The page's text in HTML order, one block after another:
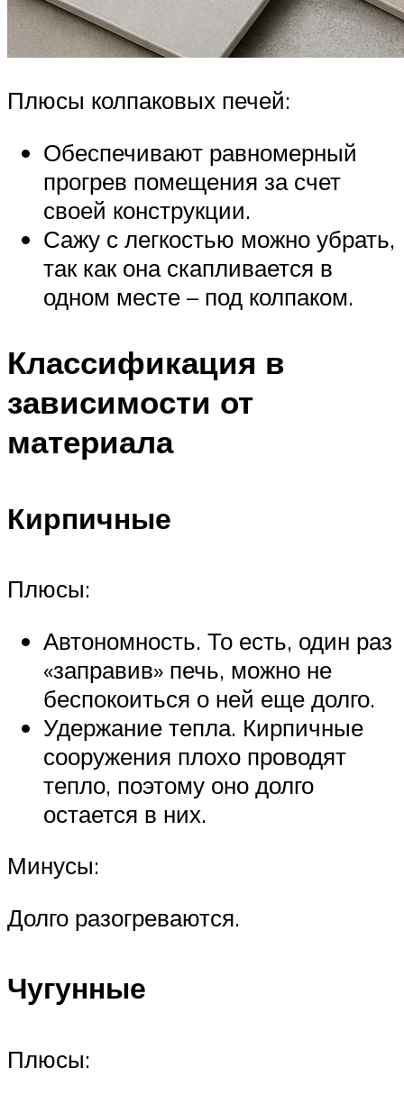
Плюсы колпаковых печей:
Обеспечивают равномерный
прогрев помещения за счет
своей конструкции.
Сажу с легкостью можно убрать,
так как она скапливается в
одном месте – под колпаком.
Классификация в
зависимости от
материала
Кирпичные
Плюсы:
Автономность. То есть, один раз
«заправив» печь, можно не
беспокоиться о ней еще долго.
Удержание тепла. Кирпичные
сооружения плохо проводят
тепло, поэтому оно долго
остается в них.
Минусы:
Долго разогреваются.
Чугунные
Плюсы: